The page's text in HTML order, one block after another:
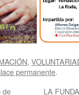
,
permanente.
de
LA